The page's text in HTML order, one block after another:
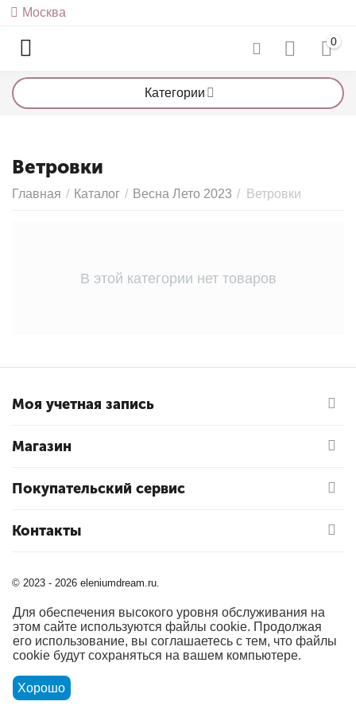
Москва
0
Категории
Ветровки
Главная / Каталог / Весна Лето 2023 / Ветровки
В этой категории нет товаров
Моя учетная запись
Магазин
Покупательский сервис
Контакты
© 2023 - 2026 eleniumdream.ru.
Для обеспечения высокого уровня обслуживания на
этом сайте используются файлы cookie. Продолжая
его использование, вы соглашаетесь с тем, что файлы
cookie будут сохраняться на вашем компьютере.
Хорошо